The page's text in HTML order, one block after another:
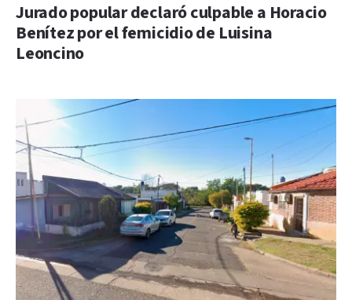
Jurado popular declaró culpable a Horacio
Benítez por el femicidio de Luisina
Leoncino